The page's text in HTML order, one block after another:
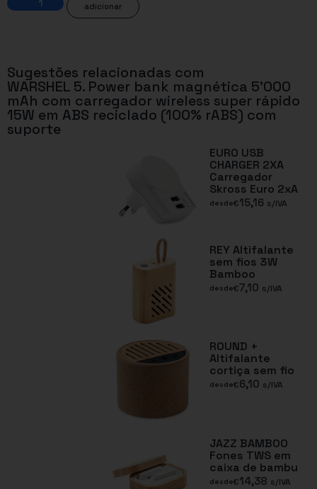
adicionar
Sugestões relacionadas com
WARSHEL 5. Power bank magnética 5’000
mAh com carregador wireless super rápido
15W em ABS reciclado (100% rABS) com
suporte
EURO USB
CHARGER 2XA
Carregador
Skross Euro 2xA
desde€15,16 s/IVA
REY Altifalante
sem fios 3W
Bamboo
desde€7,10 s/IVA
ROUND +
Altifalante
cortiça sem fio
desde€6,10 s/IVA
JAZZ BAMBOO
Fones TWS em
caixa de bambu
desde€14,38 s/IVA